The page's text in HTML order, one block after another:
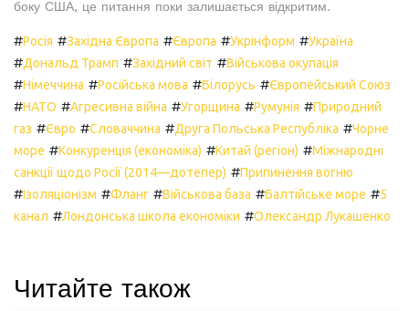
боку США, це питання поки залишається відкритим.
#Росія #Західна Європа #Європа #Укрінформ #Україна
#Дональд Трамп #Західний світ #Військова окупація
#Німеччина #Російська мова #Білорусь #Європейський Союз
#НАТО #Агресивна війна #Угорщина #Румунія #Природний
газ #Євро #Словаччина #Друга Польська Республіка #Чорне
море #Конкуренція (економіка) #Китай (регіон) #Міжнародні
санкції щодо Росії (2014—дотепер) #Припинення вогню
#Ізоляціонізм #Фланг #Військова база #Балтійське море #5
канал #Лондонська школа економіки #Олександр Лукашенко
Читайте також